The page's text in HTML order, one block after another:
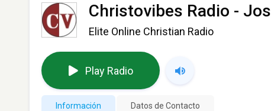
Christovibes Radio - Jos
Elite Online Christian Radio
Play Radio
Información Datos de Contacto